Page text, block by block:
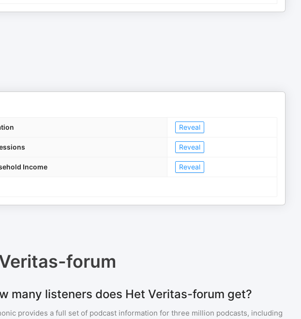
Reveal
Reveal
Income Reveal
forum
many listeners does Het Veritas-forum get?
provides a full set of podcast information for three million podcasts, including